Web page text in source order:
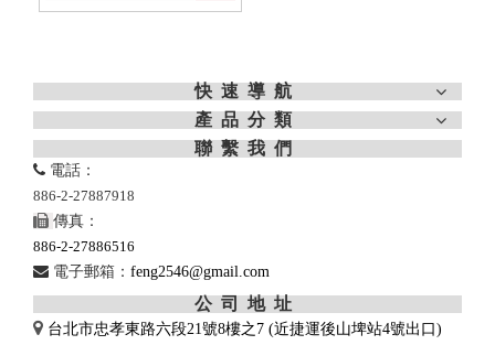
快速導航
產品分類
聯繫我們
 電話：
886-2-27887918
 傳真：
886-2-27886516
 電子郵箱： feng2546@gmail.com
公司地址
 台北市忠孝東路六段21號8樓之7 (近捷運後山埤站4號出口)